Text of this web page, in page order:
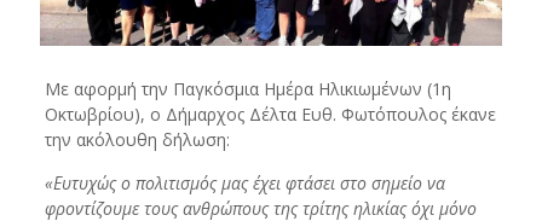
Με αφορμή την Παγκόσμια Ημέρα Ηλικιωμένων (1η
Οκτωβρίου), ο Δήμαρχος Δέλτα Ευθ. Φωτόπουλος έκανε
την ακόλουθη δήλωση:
«Ευτυχώς ο πολιτισμός μας έχει φτάσει στο σημείο να
φροντίζουμε τους ανθρώπους της τρίτης ηλικίας όχι μόνο